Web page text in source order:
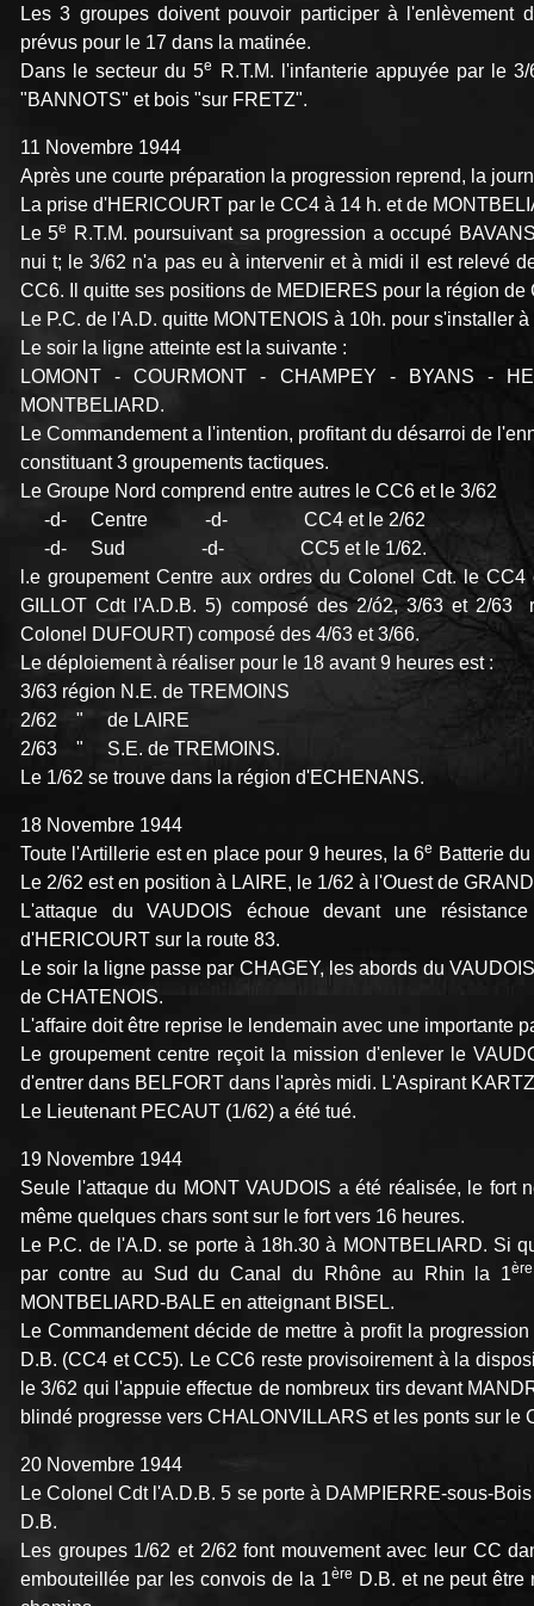
Les 3 groupes doivent pouvoir participer à l'enlèvement
prévus pour le 17 dans la matinée.
Dans le secteur du 5e
R.T.M. l'infanterie appuyée par le
"BANNOTS" et bois "sur FRETZ".
11 Novembre 1944
Après une courte préparation la progression reprend, la
La prise d'HERlCOURT par le CC4 à 14 h. et de
Le 5e
R.T.M. poursuivant sa progression a occupé
nui t; le 3/62 n'a pas eu à intervenir et à midi il est relevé
CC6. Il quitte ses positions de MEDIERES pour la région de
Le P.C. de l'A.D. quitte MONTENOIS à 10h. pour s'installer
Le soir la ligne atteinte est la suivante :
LOMONT - COURMONT - CHAMPEY - BYANS -
MONTBELIARD.
Le Commandement a l'intention, profitant du désarroi de
constituant 3 groupements tactiques.
Le Groupe Nord comprend entre autres le CC6 et le 3/62
-d- Centre -d- CC4 et le 2/62
-d- Sud -d- CC5 et le 1/62.
l.e groupement Centre aux ordres du Colonel Cdt. le
GILLOT Cdt l'A.D.B. 5) composé des 2/ó2, 3/63 et 2/63
Colonel DUFOURT) composé des 4/63 et 3/66.
Le déploiement à réaliser pour le 18 avant 9 heures est :
3/63 région N.E. de TREMOINS
2/62 " de LAIRE
2/63 " S.E. de TREMOINS.
Le 1/62 se trouve dans la région d'ECHENANS.
18 Novembre 1944
Toute l'Artillerie est en place pour 9 heures, la 6e Batterie
Le 2/62 est en position à LAIRE, le 1/62 à l'Ouest de
L'attaque du VAUDOIS échoue devant une
d'HERICOURT sur la route 83.
Le soir la ligne passe par CHAGEY, les abords du
de CHATENOIS.
L'affaire doit être reprise le lendemain avec une importante
Le groupement centre reçoit la mission d'enlever le
d'entrer dans BELFORT dans l'après midi. L'Aspirant
Le Lieutenant PECAUT (1/62) a été tué.
19 Novembre 1944
Seule l'attaque du MONT VAUDOIS a été réalisée, le fort
même quelques chars sont sur le fort vers 16 heures.
Le P.C. de l'A.D. se porte à 18h.30 à MONTBELIARD. Si
par contre au Sud du Canal du Rhône au Rhin la 1ère
MONTBELIARD-BALE en atteignant BISEL.
Le Commandement décide de mettre à profit la
D.B. (CC4 et CC5). Le CC6 reste provisoirement à la
le 3/62 qui l'appuie effectue de nombreux tirs devant
blindé progresse vers CHALONVILLARS et les ponts sur le
20 Novembre 1944
Le Colonel Cdt l'A.D.B. 5 se porte à DAMPIERRE-sous-
D.B.
Les groupes 1/62 et 2/62 font mouvement avec leur CC
embouteillée par les convois de la 1ère D.B. et ne peut